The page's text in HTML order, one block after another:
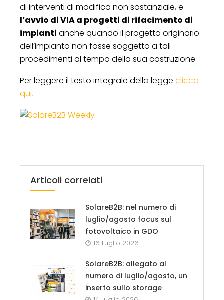
di interventi di modifica non sostanziale, e
l’avvio di VIA a progetti di rifacimento di
impianti anche quando il progetto originario
dell’impianto non fosse soggetto a tali
procedimenti al tempo della sua costruzione.
Per leggere il testo integrale della legge clicca
qui.
Articoli correlati
SolareB2B: nel numero di
luglio/agosto focus sul
fotovoltaico in GDO
16 Luglio 2026
SolareB2B: allegato al
numero di luglio/agosto, un
inserto sullo storage